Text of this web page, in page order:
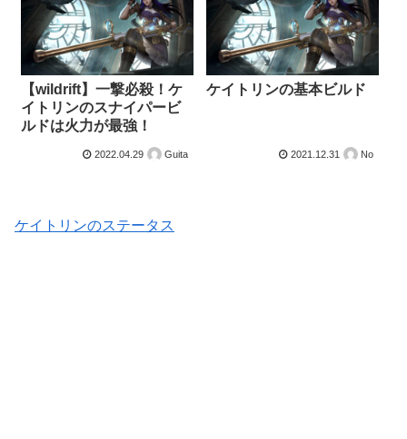
【wildrift】一撃必殺！ケ
イトリンのスナイパービ
ルドは火力が最強！
2022.04.29 Guita
ケイトリンの基本ビルド
2021.12.31 No
ケイトリンのステータス